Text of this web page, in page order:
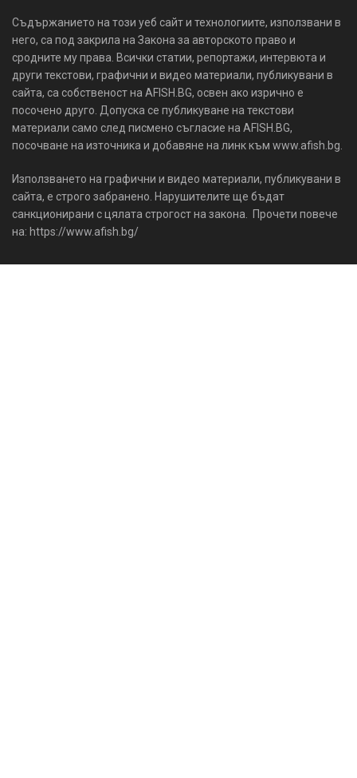
Съдържанието на този уеб сайт и технологиите, използвани в
него, са под закрила на Закона за авторското право и
сродните му права. Всички статии, репортажи, интервюта и
други текстови, графични и видео материали, публикувани в
сайта, са собственост на AFISH.BG, освен ако изрично е
посочено друго. Допуска се публикуване на текстови
материали само след писмено съгласие на AFISH.BG,
посочване на източника и добавяне на линк към www.afish.bg.
Използването на графични и видео материали, публикувани в
сайта, е строго забранено. Нарушителите ще бъдат
санкционирани с цялата строгост на закона. Прочети повече
на: https://www.afish.bg/